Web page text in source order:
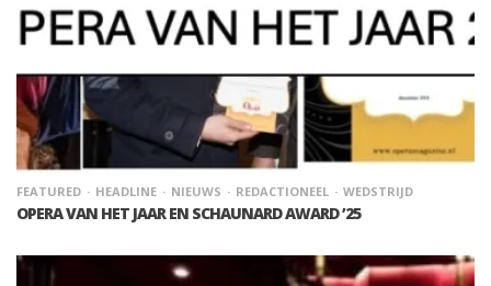
FEATURED HEADLINE NIEUWS REDACTIONEEL WEDSTRIJD
OPERA VAN HET JAAR EN SCHAUNARD AWARD ’25